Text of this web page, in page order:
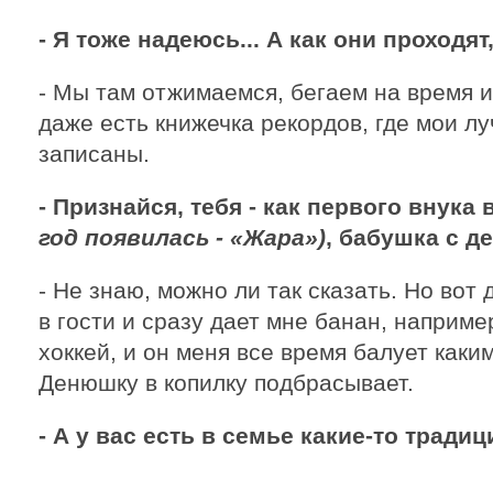
- Я тоже надеюсь... А как они
- Мы там отжимаемся, бегаем на время
даже есть книжечка рекордов, где мои
записаны.
- Признайся, тебя - как первого внука
год появилась - «Жара»), бабушка с
- Не знаю, можно ли так сказать. Но вот
в гости и сразу дает мне банан,
хоккей, и он меня все время балует
Денюшку в копилку подбрасывает.
- А у вас есть в семье какие-то